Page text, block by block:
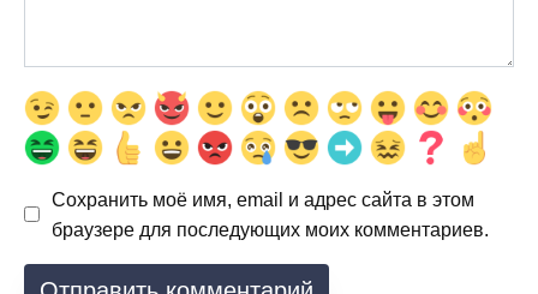
Сохранить моё имя, email и адрес сайта в этом
браузере для последующих моих комментариев.